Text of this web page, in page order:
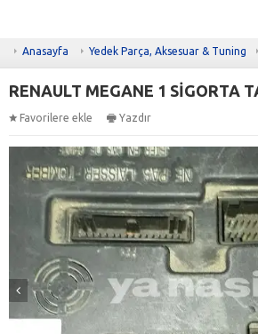
Anasayfa Yedek Parça, Aksesuar & Tuning
RENAULT MEGANE 1 SİGORTA
Favorilere ekle Yazdır